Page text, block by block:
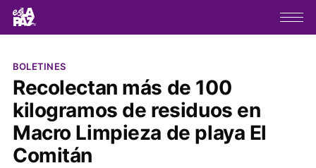
BOLETINES
Recolectan más de 100
kilogramos de residuos en
Macro Limpieza de playa El
Comitán